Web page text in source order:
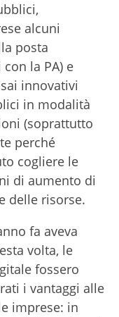
alcuni
posta
la PA) e
innovativi
in modalità
(soprattutto
perché
cogliere le
di aumento di
delle risorse.
fa aveva
volta, le
fossero
i vantaggi alle
imprese: in